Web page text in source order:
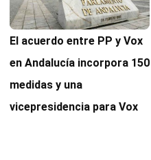
El acuerdo entre PP y Vox
en Andalucía incorpora 150
medidas y una
vicepresidencia para Vox